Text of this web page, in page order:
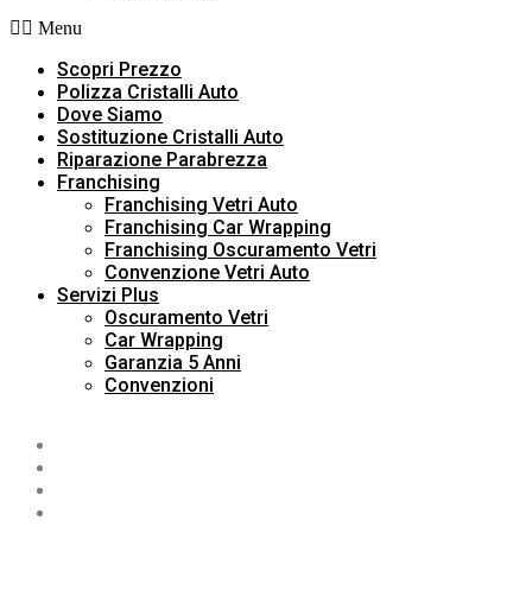
Menu
Scopri Prezzo
Polizza Cristalli Auto
Dove Siamo
Sostituzione Cristalli Auto
Riparazione Parabrezza
Franchising
Franchising Vetri Auto
Franchising Car Wrapping
Franchising Oscuramento Vetri
Convenzione Vetri Auto
Servizi Plus
Oscuramento Vetri
Car Wrapping
Garanzia 5 Anni
Convenzioni